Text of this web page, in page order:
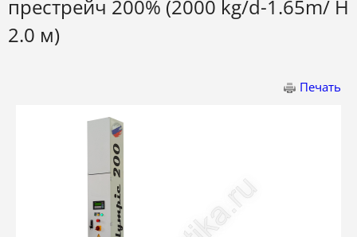
престрейч 200% (2000 kg/d-1.65m/ H
2.0 м)
Печать